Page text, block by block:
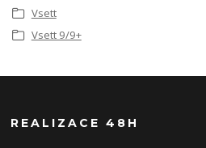
Vsett
Vsett 9/9+
REALIZACE 48H